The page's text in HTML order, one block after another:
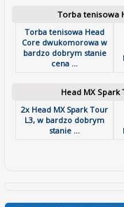
Torba tenisowa
Torba tenisowa Head
Core dwukomorowa w
bardzo dobrym stanie
cena ...
Head MX Spark
2x Head MX Spark Tour
L3, w bardzo dobrym
stanie ...